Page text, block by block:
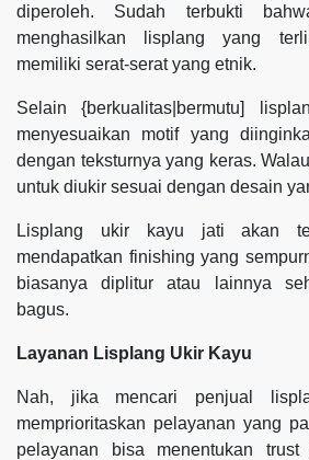
diperoleh. Sudah terbukti
menghasilkan lisplang yang
memiliki serat-serat yang etnik.
Selain {berkualitas|bermutu]
menyesuaikan motif yang
dengan teksturnya yang keras.
untuk diukir sesuai dengan desain
Lisplang ukir kayu jati akan
mendapatkan finishing yang
biasanya diplitur atau lainnya
bagus.
Layanan Lisplang Ukir Kayu
Nah, jika mencari penjual
memprioritaskan pelayanan yang
pelayanan bisa menentukan trust